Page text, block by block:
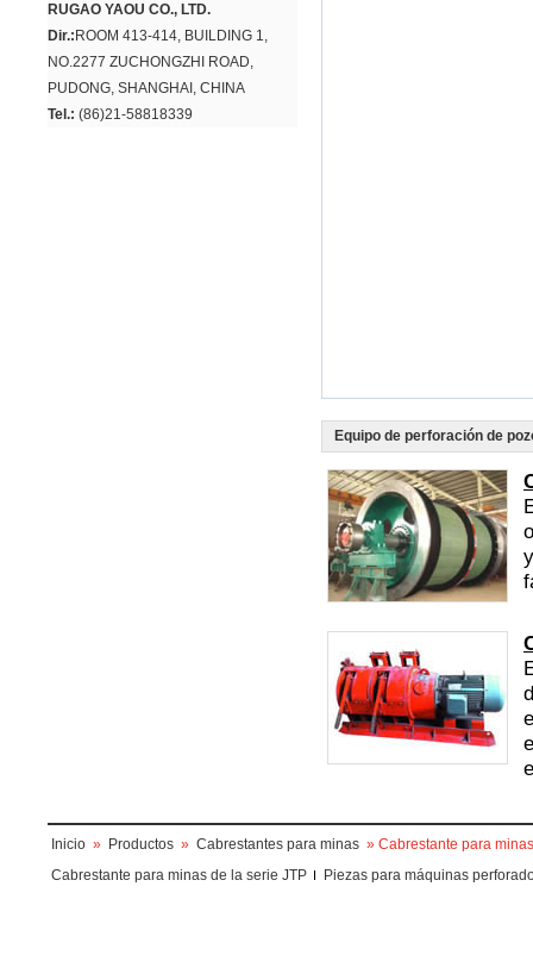
RUGAO YAOU CO., LTD.
Dir.: ROOM 413-414, BUILDING 1,
NO.2277 ZUCHONGZHI ROAD,
PUDONG, SHANGHAI, CHINA
Tel.: (86)21-58818339
Equipo de perforación de
Inicio » Productos » Cabrestantes para minas » Cabrestante para
Cabrestante para minas de la serie JTP
Piezas para máquinas